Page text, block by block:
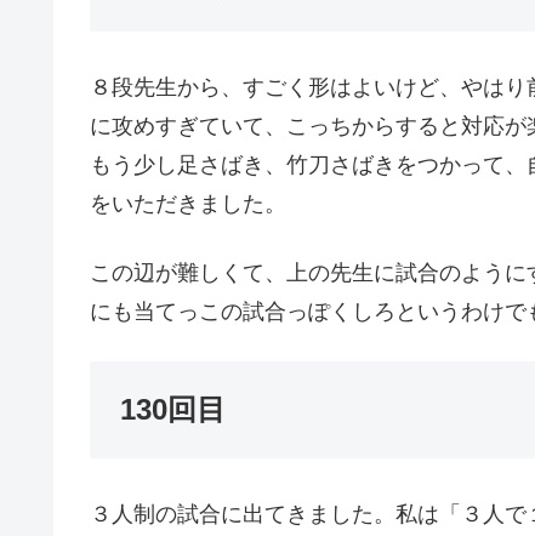
８段先生から、すごく形はよいけど、やは
に攻めすぎていて、こっちからすると対応
もう少し足さばき、竹刀さばきをつかって
をいただきました。
この辺が難しくて、上の先生に試合のよう
にも当てっこの試合っぽくしろというわけ
130回目
３人制の試合に出てきました。私は「３人